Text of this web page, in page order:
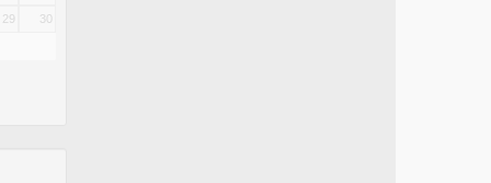
29 30